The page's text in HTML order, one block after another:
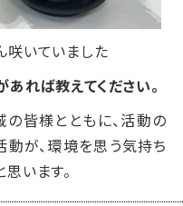
咲いていました
れば教えてください。
の皆様とともに、活動の
動が、環境を思う気持ち
います。